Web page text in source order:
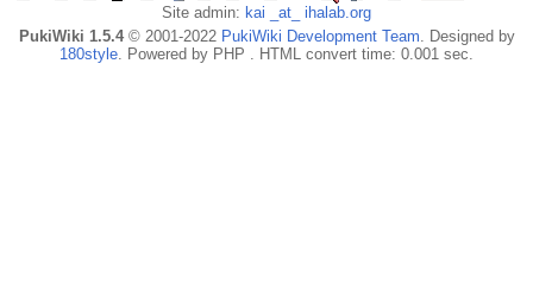
Site admin: kai _at_ ihalab.org
PukiWiki 1.5.4© 2001-2022 PukiWiki Development Team. Designed by
180style. Powered by PHP . HTML convert time: 0.001 sec.